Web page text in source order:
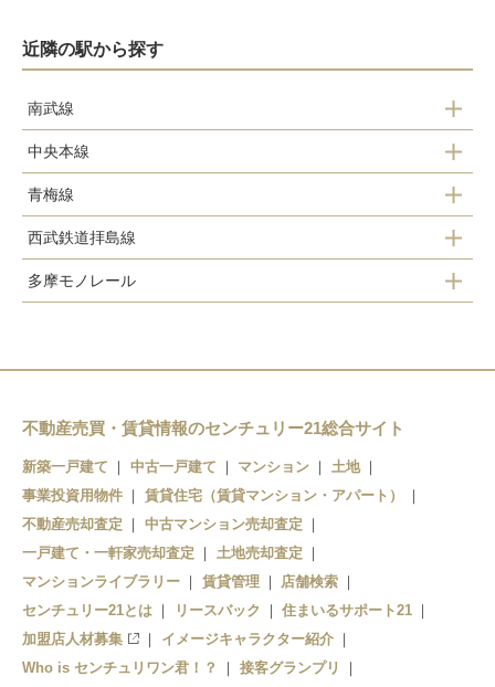
近隣の駅から探す
南武線
西国立駅
立川駅
中央本線
立川駅
青梅線
立川駅
西立川駅
西武鉄道拝島線
玉川上水駅
多摩モノレール
立川南駅
立川北駅
高松駅
立飛駅
泉体育館駅
砂川七番駅
玉川上水駅
不動産売買・賃貸情報のセンチュリー21総合サイト
新築一戸建て 中古一戸建て マンション
土地
事業投資用物件
賃貸住宅（賃貸マンション・アパート）
不動産売却査定
中古マンション売却査定
一戸建て・一軒家売却査定
土地売却査定
マンションライブラリー
賃貸管理
店舗検索
センチュリー21とは
リースバック
住まいるサポート21
加盟店人材募集
イメージキャラクター紹介
Who is センチュリワン君！？
接客グランプリ